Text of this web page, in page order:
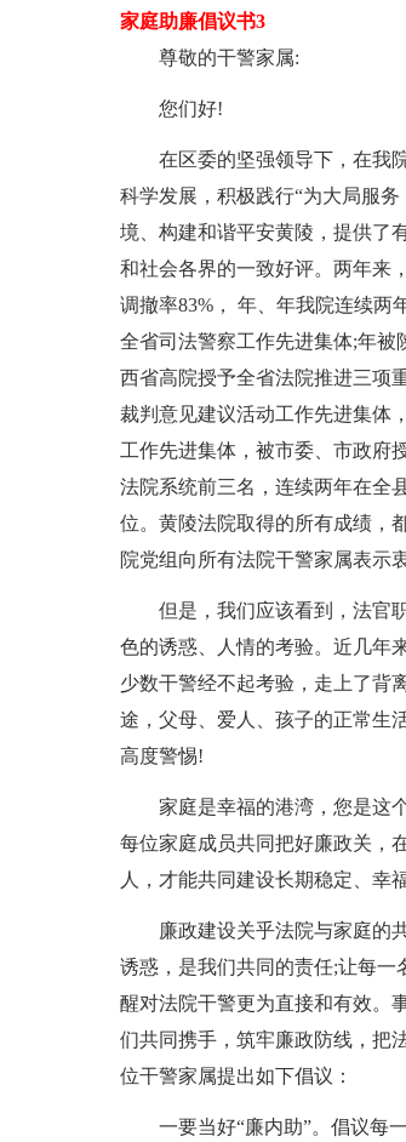
家庭助廉倡议书3
尊敬的干警家属:
您们好!
在区委的坚强领导下，在我
科学发展，积极践行“为大局服
境、构建和谐平安黄陵，提供了
和社会各界的一致好评。两年来
调撤率83%， 年、年我院连续两
全省司法警察工作先进集体;年
西省高院授予全省法院推进三项
裁判意见建议活动工作先进集体
工作先进集体，被市委、市政府
法院系统前三名，连续两年在全
位。黄陵法院取得的所有成绩，
院党组向所有法院干警家属表示
但是，我们应该看到，法官
色的诱惑、人情的考验。近几年
少数干警经不起考验，走上了背
途，父母、爱人、孩子的正常生
高度警惕!
家庭是幸福的港湾，您是这
每位家庭成员共同把好廉政关，
人，才能共同建设长期稳定、幸
廉政建设关乎法院与家庭的
诱惑，是我们共同的责任;让每一
醒对法院干警更为直接和有效。
们共同携手，筑牢廉政防线，把
位干警家属提出如下倡议：
一要当好“廉内助”。倡议每